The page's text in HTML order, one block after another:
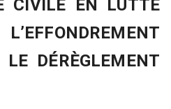
CIVILE EN LUTTE
LE DÉRÈGLEMENT